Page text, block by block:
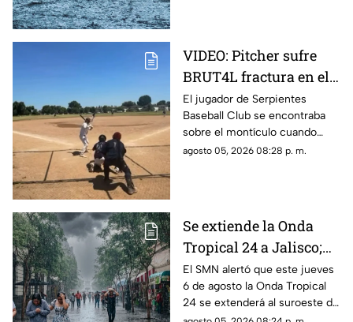
VIDEO: Pitcher sufre
BRUT4L fractura en el
brazo mientras lanzaba
El jugador de Serpientes
Baseball Club se encontraba
sobre el montículo cuando
inició el movimiento para
agosto 05, 2026 08:28 p. m.
Se extiende la Onda
Tropical 24 a Jalisco;
¿cómo modificará el
clima de Guadalajara?
El SMN alertó que este jueves
6 de agosto la Onda Tropical
24 se extenderá al suroeste de